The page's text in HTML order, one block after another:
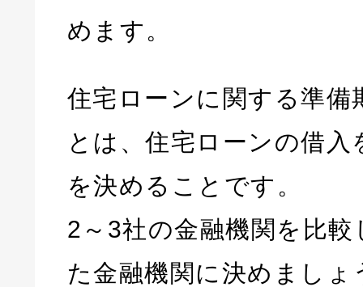
めます。
住宅ローンに関する準備
とは、住宅ローンの借入
を決めることです。
2～3社の金融機関を比
た金融機関に決めましょ